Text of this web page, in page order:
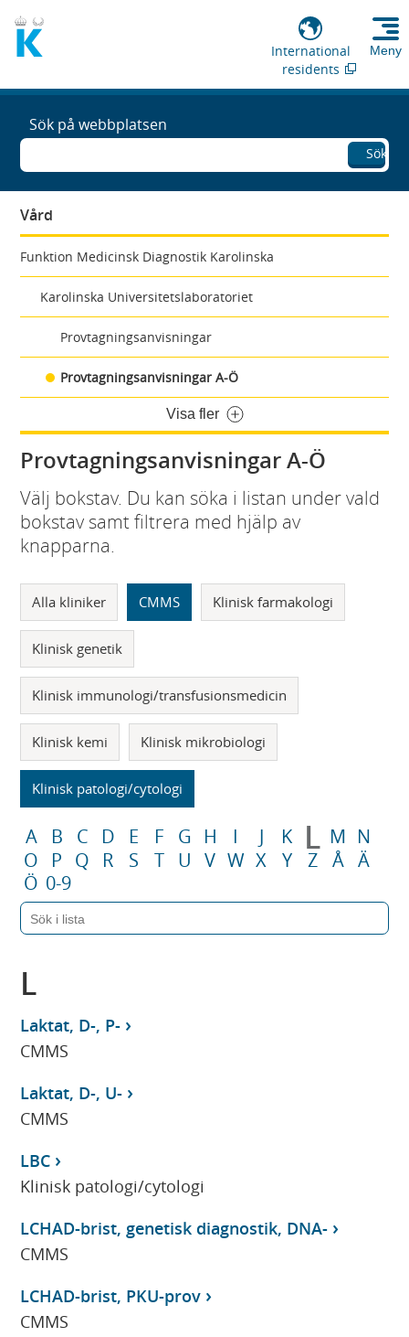
International
residents
Meny
Sök på webbplatsen
Sök
Vård
Funktion Medicinsk Diagnostik Karolinska
Karolinska Universitetslaboratoriet
Provtagningsanvisningar
Provtagningsanvisningar A-Ö
Visa fler
Provtagningsanvisningar A-Ö
Välj bokstav. Du kan söka i listan under vald
bokstav samt filtrera med hjälp av
knapparna.
Alla kliniker CMMS Klinisk farmakologi
Klinisk genetik
Klinisk immunologi/transfusionsmedicin
Klinisk kemi Klinisk mikrobiologi
Klinisk patologi/cytologi
A B C D E F G H I J K L M N
O
P Q R S T U V W X Y Z Å Ä
Ö 0-9
L
Laktat, D-, P-
CMMS
Laktat, D-, U-
CMMS
LBC
Klinisk patologi/cytologi
LCHAD-brist, genetisk diagnostik, DNA-
CMMS
LCHAD-brist, PKU-prov
CMMS